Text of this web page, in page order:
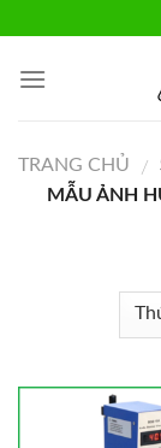
content
TRANG CHỦ /
MẪU ẢNH